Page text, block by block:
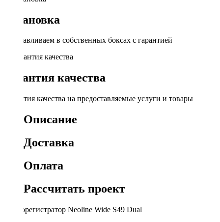
Установка
Устанавливаем в собственных боксах с гарантией
Гарантия качества
Гарантия качества на предоставляемые услуги и товары
Описание
Доставка
Оплата
Рассчитать проект
Видеорегистратор Neoline Wide S49 Dual